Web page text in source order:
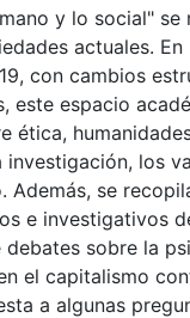
y lo social"
actuales.
con cambios
este espacio
ética,
los
Además, se
e investigativos
sobre la
el capitalismo
a algunas